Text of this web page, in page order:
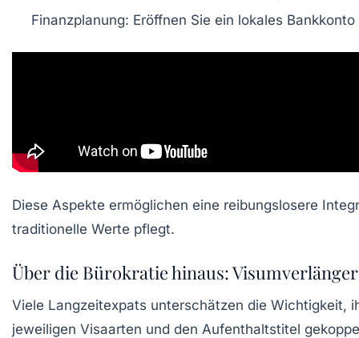
Finanzplanung: Eröffnen Sie ein lokales
Diese Aspekte ermöglichen eine reibungslosere
traditionelle Werte pflegt.
Über die Bürokratie hinaus:
Viele Langzeitexpats unterschätzen die Wichtigkeit,
jeweiligen Visaarten und den Aufenthaltstitel